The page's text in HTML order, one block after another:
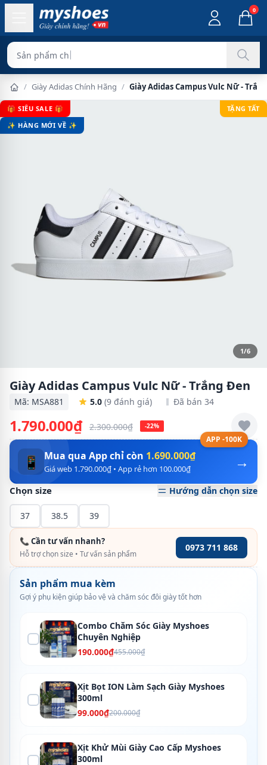
0
Sản phẩm chính hãng 1
/ Giày Adidas Chính Hãng / Giày Adidas Campus Vulc Nữ -
🎁 SIÊU SALE 🎁
✨ HÀNG MỚI VỀ ✨
TẶNG TẤT
1/6
Giày Adidas Campus Vulc Nữ - Trắng Đen
Mã: MSA881 5.0 (9 đánh giá) Đã bán 34
1.790.000₫ 2.300.000₫ -22%
APP -100K
→
📱 Mua qua App chỉ còn 1.690.000₫
Giá web 1.790.000₫ • App rẻ hơn 100.000₫
Chọn size Hướng dẫn chọn size
37 38.5 39
📞 Cần tư vấn nhanh?
Hỗ trợ chọn size • Tư vấn sản phẩm
0973 711 868
Sản phẩm mua kèm
Gợi ý phụ kiện giúp bảo vệ và chăm sóc đôi giày tốt hơn
Combo Chăm Sóc Giày Myshoes
Chuyên Nghiệp
190.000₫455.000₫
Xịt Bọt ION Làm Sạch Giày Myshoes
300ml
99.000₫200.000₫
Xịt Khử Mùi Giày Cao Cấp Myshoes
300ml